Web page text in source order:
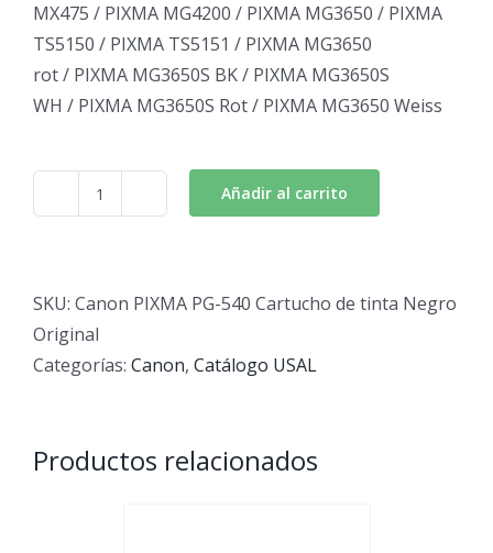
MX475 / PIXMA MG4200 / PIXMA MG3650 / PIXMA
TS5150 / PIXMA TS5151 / PIXMA MG3650
rot / PIXMA MG3650S BK / PIXMA MG3650S
WH / PIXMA MG3650S Rot / PIXMA MG3650 Weiss
Canon
540
de
Original
Añadir al carrito
SKU: Canon PIXMA PG-540 Cartucho de tinta Negro
Original
Categorías: Canon, Catálogo USAL
Productos relacionados